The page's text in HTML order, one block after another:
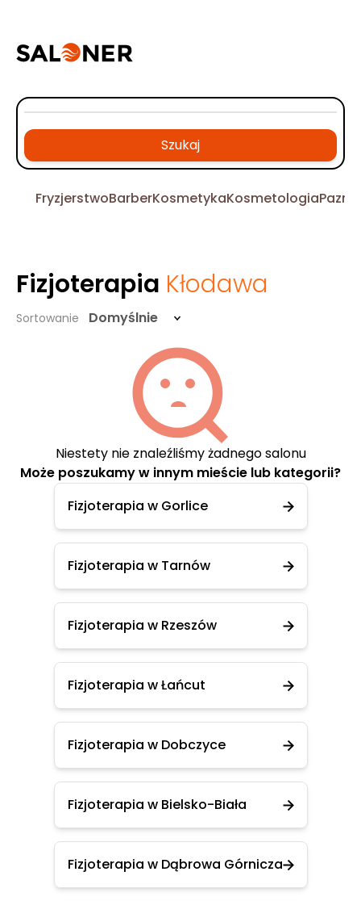
Szukaj
FryzjerstwoBarberKosmetykaKosmetologia
Fizjoterapia Kłodawa
Sortowanie Domyślnie
Niestety nie znaleźliśmy żadnego salonu
Może poszukamy w innym mieście lub kategorii?
Fizjoterapia w Gorlice
Fizjoterapia w Tarnów
Fizjoterapia w Rzeszów
Fizjoterapia w Łańcut
Fizjoterapia w Dobczyce
Fizjoterapia w Bielsko-Biała
Fizjoterapia w Dąbrowa Górnicza